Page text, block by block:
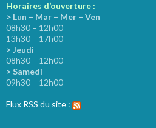
Horaires d’ouverture :
> Lun – Mar – Mer – Ven
08h30 – 12h00
13h30 – 17h00
> Jeudi
08h30 – 12h00
> Samedi
09h30 – 12h00
Flux RSS du site :